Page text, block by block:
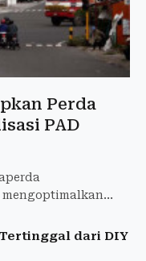
Perda
PAD
dari DIY